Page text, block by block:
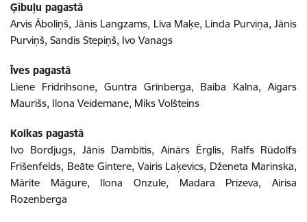
Ģibuļu pagastā
Arvis Āboliņš, Jānis Langzams, Līva Maķe, Linda Purviņa, Jānis
Purviņš, Sandis Stepiņš, Ivo Vanags
Īves pagastā
Liene Fridrihsone, Guntra Grīnberga, Baiba Kalna, Aigars
Maurišs, Ilona Veidemane, Miks Volšteins
Kolkas pagastā
Ivo Bordjugs, Jānis Dambītis, Ainārs Ērglis, Ralfs Rūdolfs
Frišenfelds, Beāte Gintere, Vairis Laķevics, Dženeta Marinska,
Mārīte Māgure, Ilona Onzule, Madara Prizeva, Airisa
Rozenberga